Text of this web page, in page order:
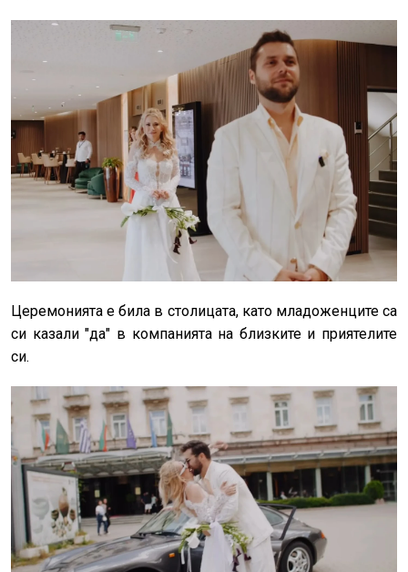
Церемонията е била в столицата, като младоженците са
си казали "да" в компанията на близките и приятелите
си.